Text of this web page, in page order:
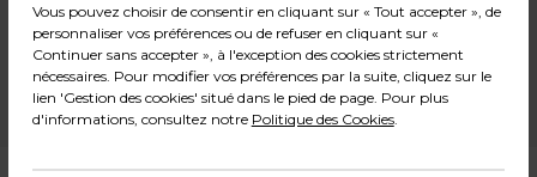
Ajouter au panier
*Des frais de livraison et d'emballage peuvent s'ajouter.
Vous pouvez choisir de consentir en cliquant sur « Tout accepter », de
personnaliser vos préférences ou de refuser en cliquant sur «
Continuer sans accepter », à l'exception des cookies strictement
nécessaires. Pour modifier vos préférences par la suite, cliquez sur le
lien 'Gestion des cookies' situé dans le pied de page. Pour plus
d'informations, consultez notre Politique des Cookies.